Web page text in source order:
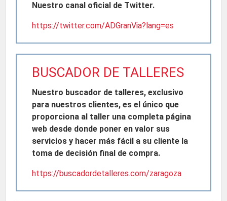
Nuestro canal oficial de Twitter.
https://twitter.com/ADGranVia?lang=es
BUSCADOR DE TALLERES
Nuestro buscador de talleres, exclusivo
para nuestros clientes, es el único que
proporciona al taller una completa página
web desde donde poner en valor sus
servicios y hacer más fácil a su cliente la
toma de decisión final de compra.
https://buscadordetalleres.com/zaragoza